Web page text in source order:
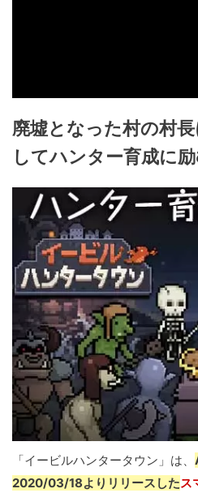
廃墟となった村の村
してハンター育成に
「イービルハンタータウン」は、
2020/03/18よりリリースしたス